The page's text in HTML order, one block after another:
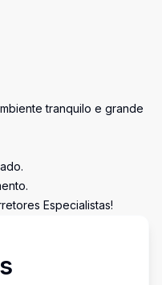
tranquilo e grande
Especialistas!